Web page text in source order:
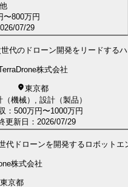
〜800万円
07/29
代のドローン開発をリードする
株式会社
東京都
（機械）, 設計（製品）
：500万円〜1000万円
更新日 ： 2026/07/29
代ドローンを開発するロボットエ
株式会社
東京都